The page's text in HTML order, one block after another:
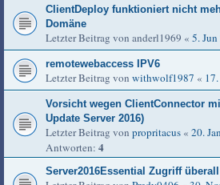
ClientDeploy funktioniert nicht
Domäne
Letzter Beitrag von anderl1969 « 5.
remotewebaccess IPV6
Letzter Beitrag von withwolf1987 «
Vorsicht wegen ClientConnector
Update Server 2016)
Letzter Beitrag von propritacus « 20.
Antworten: 4
Server2016Essential Zugriff überall